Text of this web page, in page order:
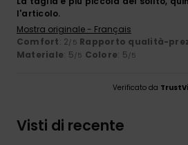
l'articolo.
Mostra originale - Français
Comfort: 2/5 Rapporto qualità-
Materiale: 5/5 Colore: 5/5
Verificato da
Visti di recente